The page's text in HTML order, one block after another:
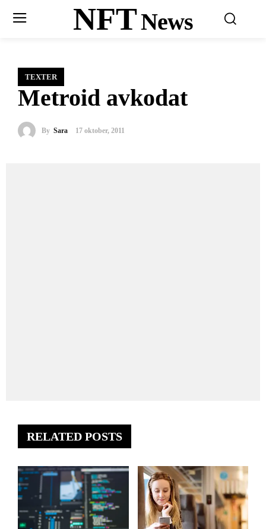
NFTNews
TEXTER
Metroid avkodat
By Sara 17 oktober, 2011
RELATED POSTS